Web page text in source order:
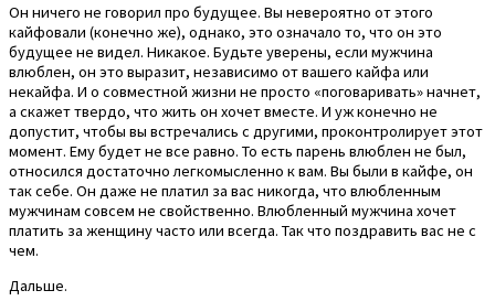
Он ничего не говорил про будущее. Вы невероятно от этого
кайфовали (конечно же), однако, это означало то, что он это
будущее не видел. Никакое. Будьте уверены, если мужчина
влюблен, он это выразит, независимо от вашего кайфа или
некайфа. И о совместной жизни не просто «поговаривать» начнет,
а скажет твердо, что жить он хочет вместе. И уж конечно не
допустит, чтобы вы встречались с другими, проконтролирует этот
момент. Ему будет не все равно. То есть парень влюблен не был,
относился достаточно легкомысленно к вам. Вы были в кайфе, он
так себе. Он даже не платил за вас никогда, что влюбленным
мужчинам совсем не свойственно. Влюбленный мужчина хочет
платить за женщину часто или всегда. Так что поздравить вас не с
чем.
Дальше.